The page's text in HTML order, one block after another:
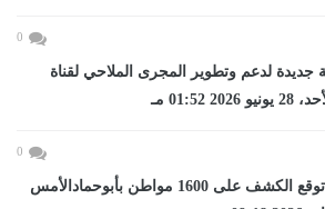
0
جديدة لدعم وتطوير المجرى الملاحي لقناة
01:52 مـ
0
صحة الشرقية توقع الكشف على 1600 مواطن بأبوحمادالأمس